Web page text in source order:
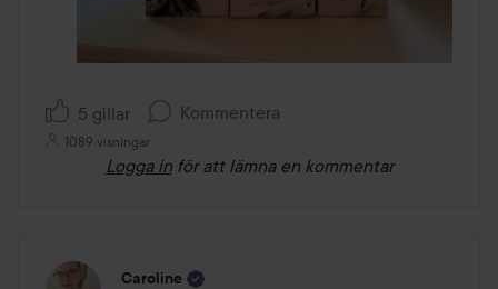
5 gillar Kommentera
1089 visningar
Logga in för att lämna en kommentar
Caroline